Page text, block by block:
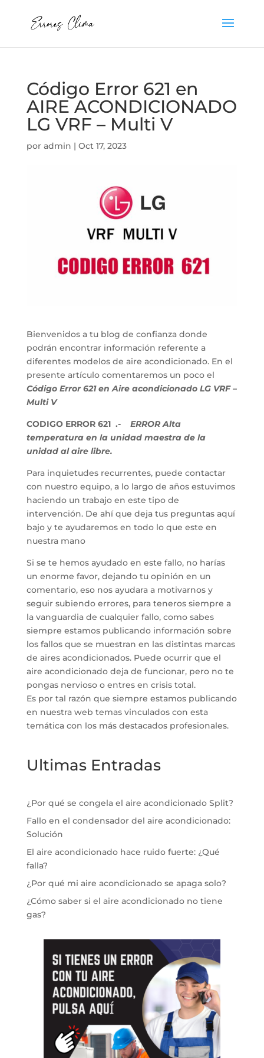
Código Error 621 en
AIRE ACONDICIONADO
LG VRF – Multi V
por admin | Oct 17, 2023
Bienvenidos a tu blog de confianza donde
podrán encontrar información referente a
diferentes modelos de aire acondicionado. En el
presente artículo comentaremos un poco el
Código Error 621 en Aire acondicionado LG VRF –
Multi V
CODIGO ERROR 621 .-
ERROR Alta
temperatura en la unidad maestra de la
unidad al aire libre.
Para inquietudes recurrentes, puede contactar
con nuestro equipo, a lo largo de años estuvimos
haciendo un trabajo en este tipo de
intervención. De ahí que deja tus preguntas aquí
bajo y te ayudaremos en todo lo que este en
nuestra mano
Si se te hemos ayudado en este fallo, no harías
un enorme favor, dejando tu opinión en un
comentario, eso nos ayudara a motivarnos y
seguir subiendo errores, para teneros siempre a
la vanguardia de cualquier fallo, como sabes
siempre estamos publicando información sobre
los fallos que se muestran en las distintas marcas
de aires acondicionados. Puede ocurrir que el
aire acondicionado deja de funcionar, pero no te
pongas nervioso o entres en crisis total.
Es por tal razón que siempre estamos publicando
en nuestra web temas vinculados con esta
temática con los más destacados profesionales.
Ultimas Entradas
¿Por qué se congela el aire acondicionado Split?
Fallo en el condensador del aire acondicionado:
Solución
El aire acondicionado hace ruido fuerte: ¿Qué
falla?
¿Por qué mi aire acondicionado se apaga solo?
¿Cómo saber si el aire acondicionado no tiene
gas?